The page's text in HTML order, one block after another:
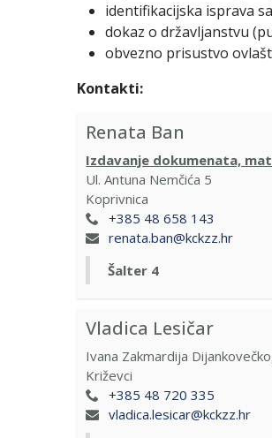
identifikacijska isprava
dokaz o državljanstvu
obvezno prisustvo
Kontakti:
Renata Ban
Izdavanje dokumenata,
Ul. Antuna Nemčića 5
Koprivnica
+385 48 658 143
renata.ban@kckzz.hr
Šalter 4
Vladica Lesičar
Ivana Zakmardija
Križevci
+385 48 720 335
vladica.lesicar@kckzz.hr